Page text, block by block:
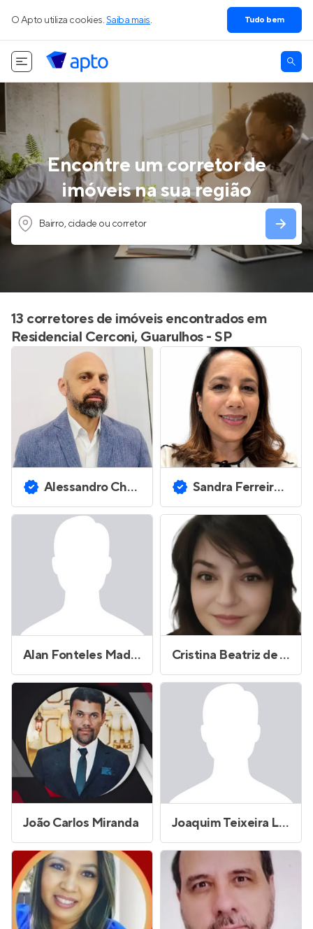
O Apto utiliza cookies. Saiba mais. Tudo bem
Encontre um corretor de
imóveis na sua região
Bairro, cidade ou corretor
13 corretores de imóveis encontrados em
Residencial Cerconi, Guarulhos - SP
Alessandro Charles Proficio Sandra Ferreira Machado
Alan Fonteles Madeira Cristina Beatriz de Jesus Oliveira Palacio
João Carlos Miranda Joaquim Teixeira Lopes